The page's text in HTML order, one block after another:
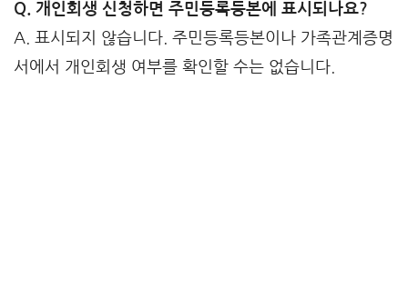
Q. 개인회생 신청하면 주민등록등본에 표시되나요?
A. 표시되지 않습니다. 주민등록등본이나 가족관계증명
서에서 개인회생 여부를 확인할 수는 없습니다.